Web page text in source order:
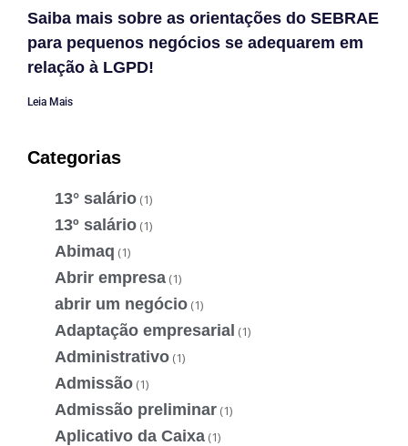
Saiba mais sobre as orientações do SEBRAE
para pequenos negócios se adequarem em
relação à LGPD!
Leia Mais
Categorias
13° salário (1)
13º salário (1)
Abimaq (1)
Abrir empresa (1)
abrir um negócio (1)
Adaptação empresarial (1)
Administrativo (1)
Admissão (1)
Admissão preliminar (1)
Aplicativo da Caixa (1)